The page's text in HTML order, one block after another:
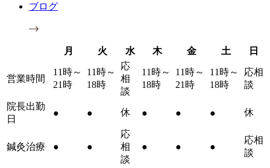
ブログ
月 火 水 木 金 土 日
営業時間
11時～
21時
11時～
18時
応
相
談
11時～
18時
11時～
21時
11時～
18時
応相
談
院長出勤
日
● ● 休 ● ● ● 休
鍼灸治療 ● ●
応
相
談
● ● ●
応相
談